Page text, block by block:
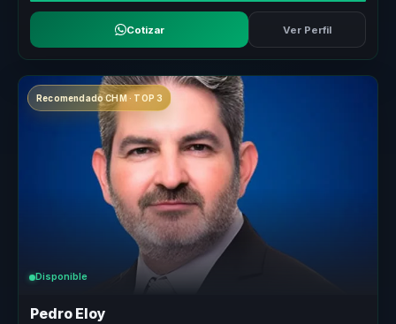
Cotizar Ver Perfil
Recomendado CHM · TOP 3
Disponible
Pedro Eloy